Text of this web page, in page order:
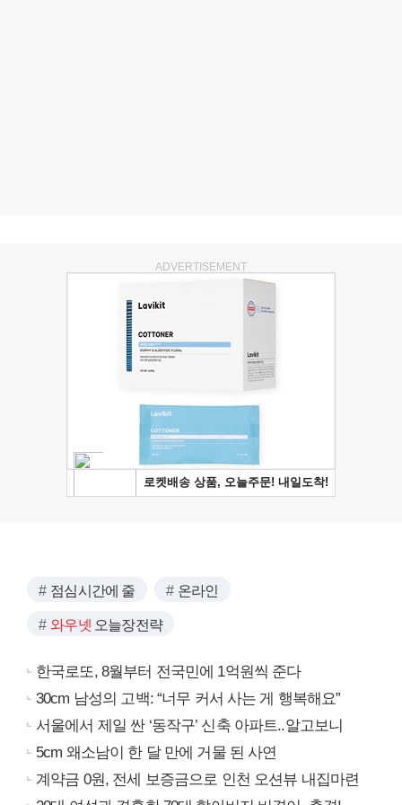
ADVERTISEMENT
점심시간에 줄 온라인
와우넷 오늘장전략
한국로또, 8월부터 전국민에 1억원씩 준다
30cm 남성의 고백: “너무 커서 사는 게 행복해요”
서울에서 제일 싼 ‘동작구’ 신축 아파트..알고보니
5cm 왜소남이 한 달 만에 거물 된 사연
계약금 0원, 전세 보증금으로 인천 오션뷰 내집마련